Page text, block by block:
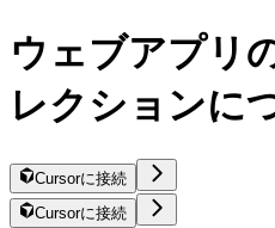
ウェブアプリ
レクションに
Cursorに接続
Cursorに接続